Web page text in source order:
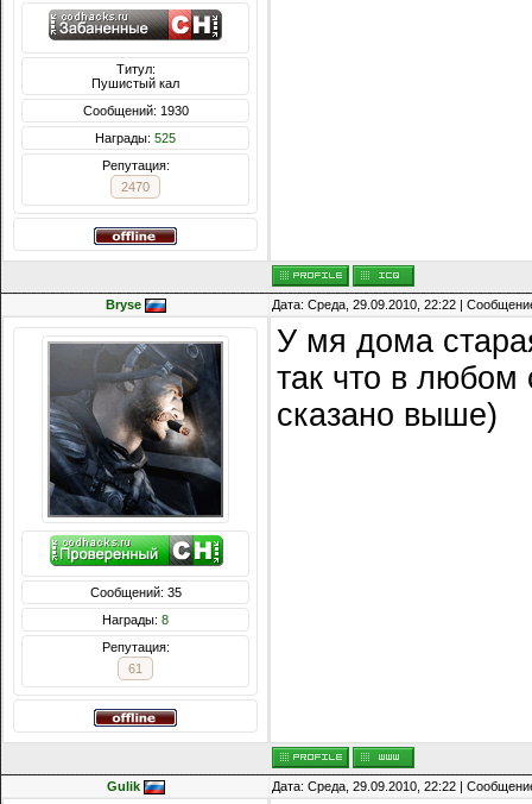
Титул:
Пушистый кал
Сообщений: 1930
Награды: 525
Репутация:
2470
Bryse Дата: Среда, 29.09.2010, 22:22 |
Сообщений: 35
Награды: 8
Репутация:
61
У мя дома
так что в любом
сказано выше)
Gulik Дата: Среда, 29.09.2010, 22:22 |